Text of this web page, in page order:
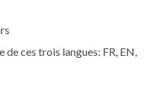
de ces trois langues: FR, EN,